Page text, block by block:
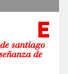
E
santiago
de